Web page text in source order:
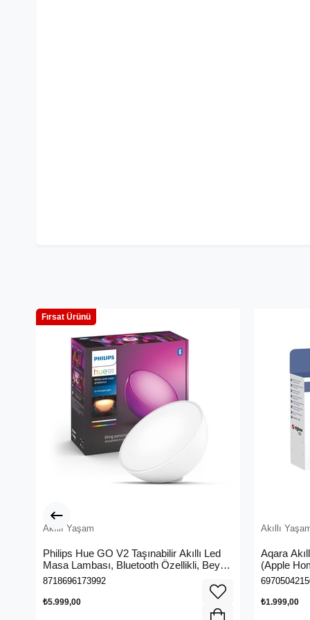
Akıllı Yaşam
Philips Hue GO V2 Taşınabilir Akıllı Led
Masa Lambası, Bluetooth Özellikli, Beyaz
ve Renkli
8718696173992
₺5.999,00
Fırsat Ürünü
Akıllı
Aqara
(Apple
₺1.999,00